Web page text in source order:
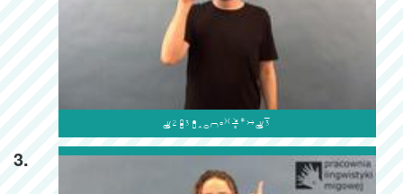

3.